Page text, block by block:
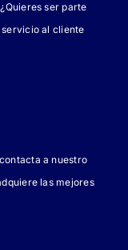
ser parte
servicio al cliente
a nuestro
las mejores